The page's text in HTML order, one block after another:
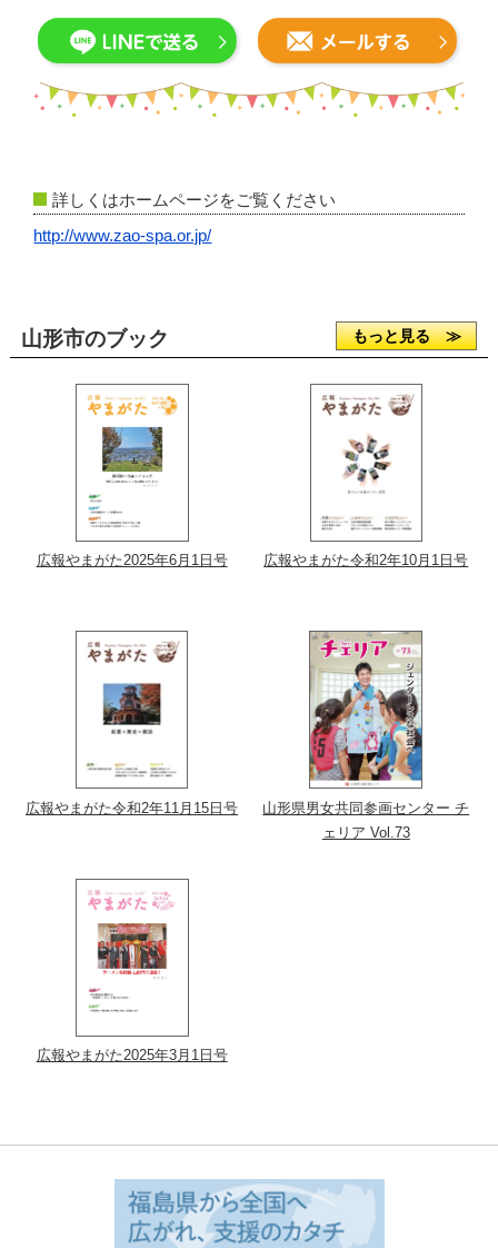
詳しくはホームページをご覧ください
http://www.zao-spa.or.jp/
山形市のブック もっと見る ≫
広報やまがた2025年6月1日号 広報やまがた令和2年10月1日号
広報やまがた令和2年11月15日号
山形県男女共同参画センター チ
ェリア Vol.73
広報やまがた2025年3月1日号